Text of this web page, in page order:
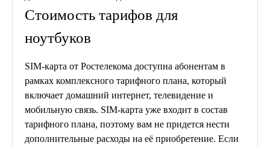
Стоимость тарифов для
ноутбуков
SIM-карта от Ростелекома доступна абонентам в
рамках комплексного тарифного плана, который
включает домашний интернет, телевидение и
мобильную связь. SIM-карта уже входит в состав
тарифного плана, поэтому вам не придется нести
дополнительные расходы на её приобретение. Если